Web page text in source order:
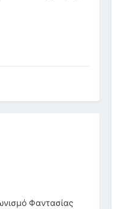
Φαντασίας